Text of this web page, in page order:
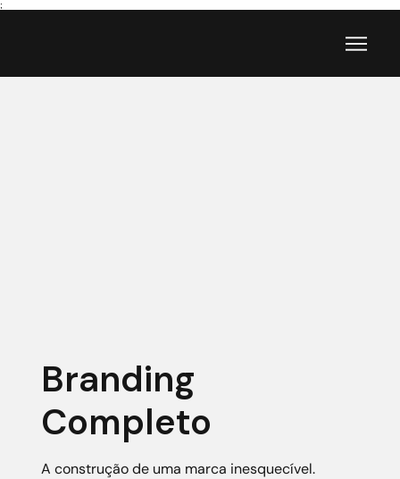
;
Branding
Completo
A construção de uma marca inesquecível.